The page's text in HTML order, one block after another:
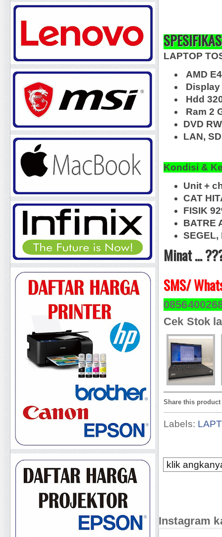
LAPTOP
AMD
Hdd
Ram 2
DVD
LAN,
Kondisi &
Unit +
CAT
FISIK
BATRE
Minat ...
SMS/
Cek Stok
Share this product
Labels:
klik
Instagram